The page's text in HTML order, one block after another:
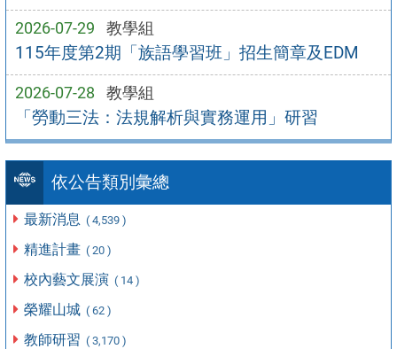
2026-07-29 教學組
115年度第2期「族語學習班」招生簡章及EDM
2026-07-28 教學組
「勞動三法：法規解析與實務運用」研習
依公告類別彙總
最新消息 ( 4,539 )
精進計畫 ( 20 )
校內藝文展演 ( 14 )
榮耀山城 ( 62 )
教師研習 ( 3,170 )